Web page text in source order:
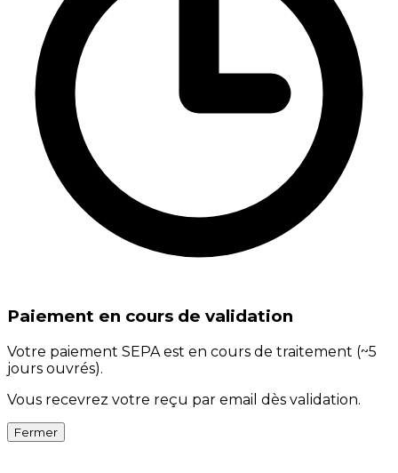
Paiement en cours de validation
Votre paiement SEPA est en cours de traitement (~5
jours ouvrés).
Vous recevrez votre reçu par email dès validation.
Fermer